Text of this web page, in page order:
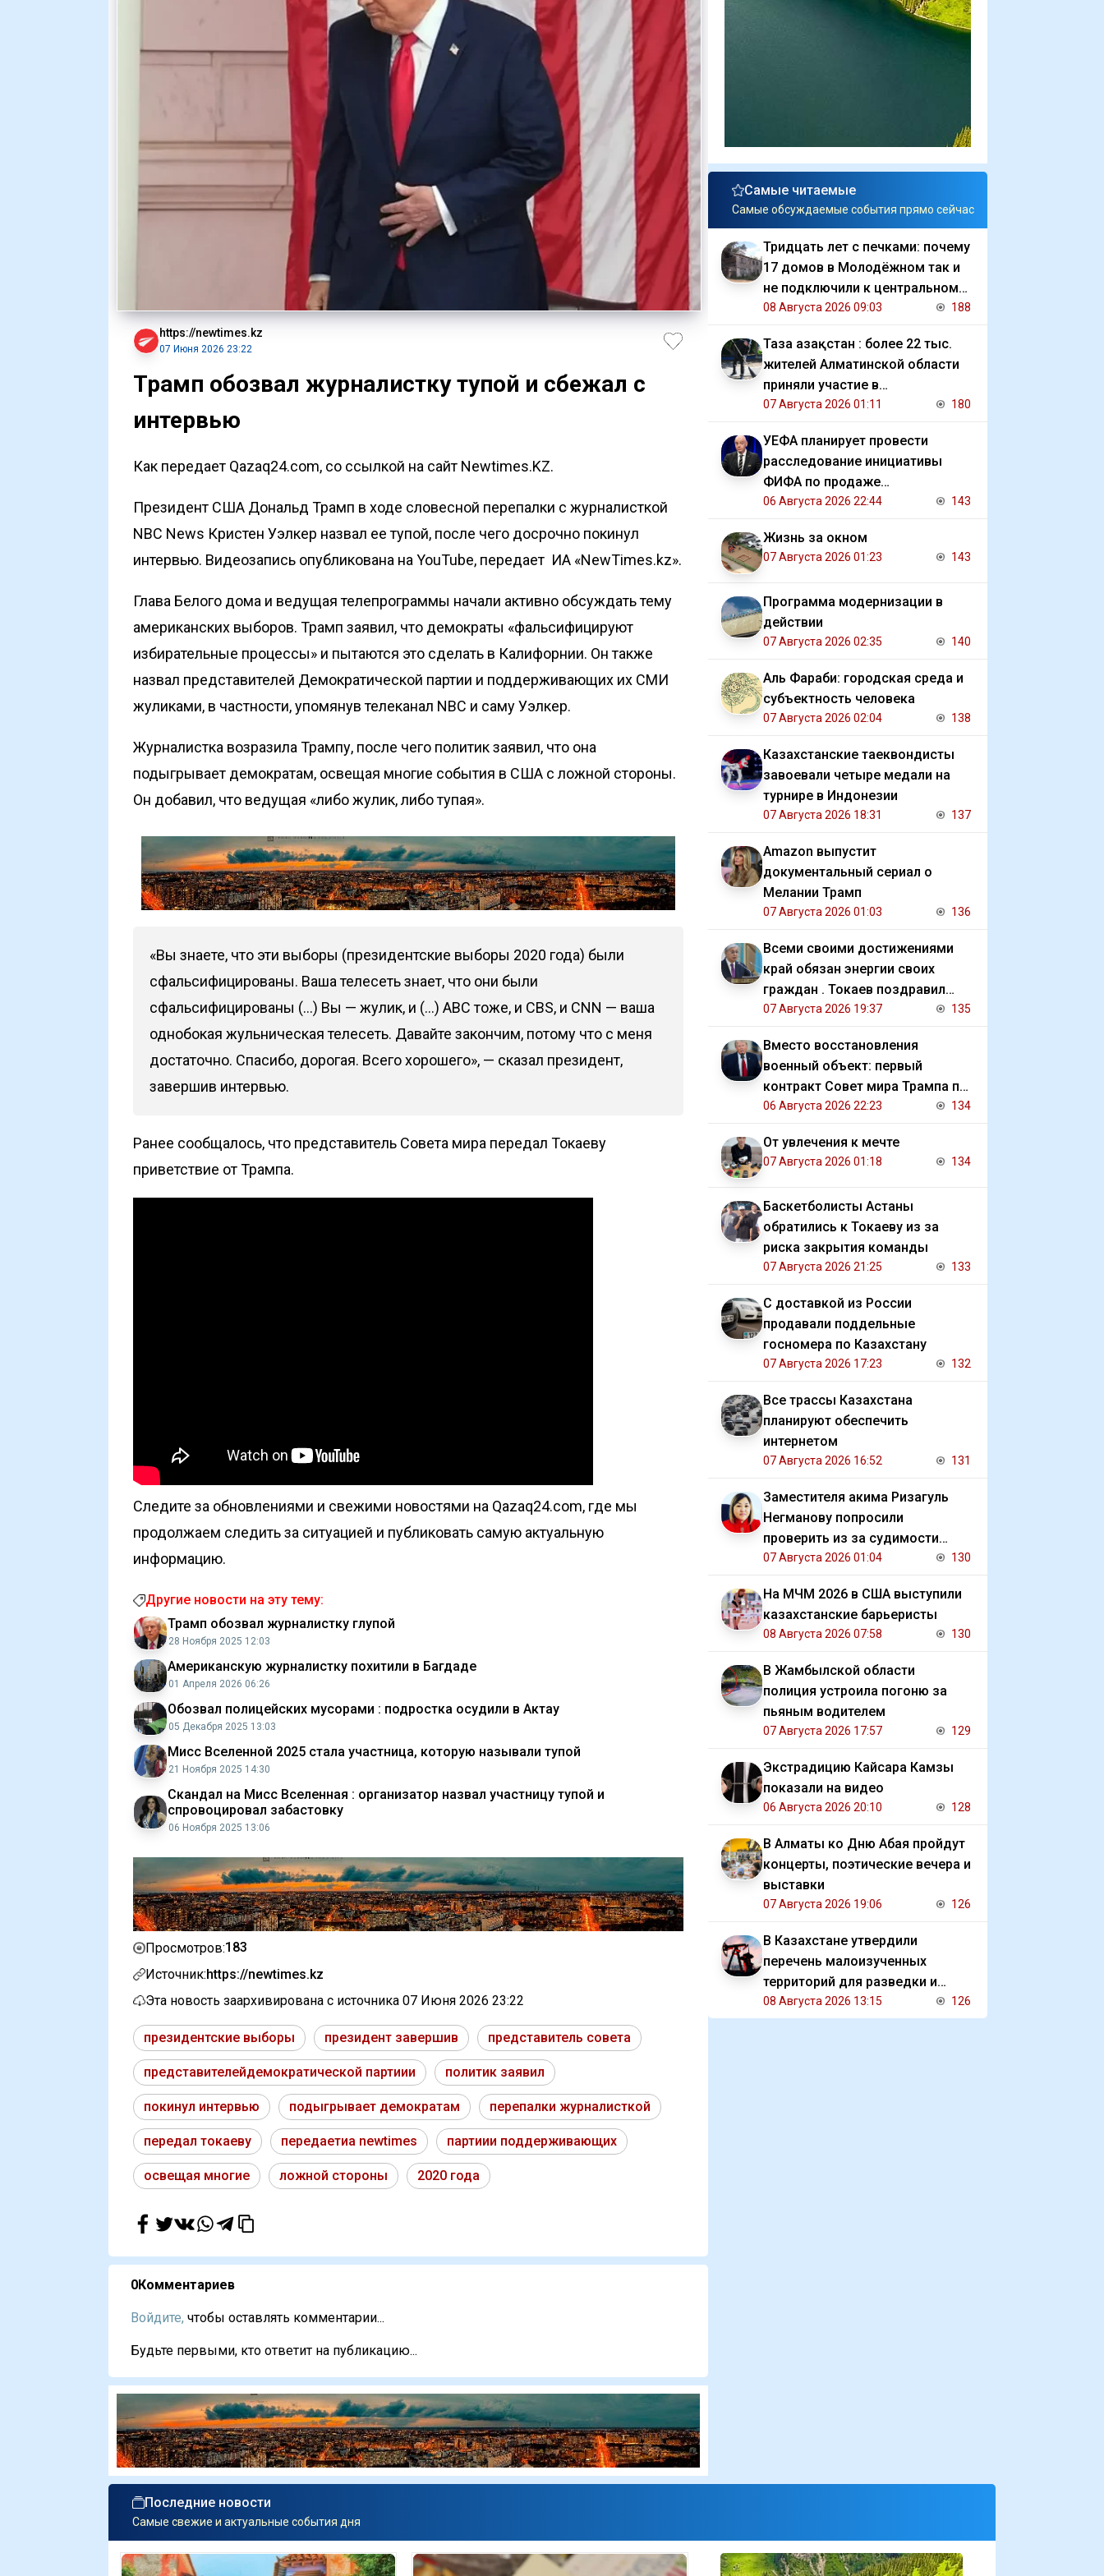
https://newtimes.kz
07 Июня 2026 23:22
Трамп обозвал журналистку тупой и сбежал с
интервью
Как передает Qazaq24.com, со ссылкой на сайт Newtimes.KZ.
Президент США Дональд Трамп в ходе словесной перепалки с журналисткой
NBC News Кристен Уэлкер назвал ее тупой, после чего досрочно покинул
интервью. Видеозапись опубликована на YouTube, передает ИА «NewTimes.kz».
Глава Белого дома и ведущая телепрограммы начали активно обсуждать тему
американских выборов. Трамп заявил, что демократы «фальсифицируют
избирательные процессы» и пытаются это сделать в Калифорнии. Он также
назвал представителей Демократической партии и поддерживающих их СМИ
жуликами, в частности, упомянув телеканал NBC и саму Уэлкер.
Журналистка возразила Трампу, после чего политик заявил, что она
подыгрывает демократам, освещая многие события в США с ложной стороны.
Он добавил, что ведущая «либо жулик, либо тупая».
«Вы знаете, что эти выборы (президентские выборы 2020 года) были
сфальсифицированы. Ваша телесеть знает, что они были
сфальсифицированы (...) Вы — жулик, и (...) ABC тоже, и CBS, и CNN — ваша
однобокая жульническая телесеть. Давайте закончим, потому что с меня
достаточно. Спасибо, дорогая. Всего хорошего», — сказал президент,
завершив интервью.
Ранее сообщалось, что представитель Совета мира передал Токаеву
приветствие от Трампа.
Следите за обновлениями и свежими новостями на Qazaq24.com, где мы
продолжаем следить за ситуацией и публиковать самую актуальную
информацию.
Другие новости на эту тему:
Трамп обозвал журналистку глупой
28 Ноября 2025 12:03
Американскую журналистку похитили в Багдаде
01 Апреля 2026 06:26
Обозвал полицейских мусорами : подростка осудили в Актау
05 Декабря 2025 13:03
Мисс Вселенной 2025 стала участница, которую называли тупой
21 Ноября 2025 14:30
Скандал на Мисс Вселенная : организатор назвал участницу тупой и
спровоцировал забастовку
06 Ноября 2025 13:06
Просмотров:183
Источник:https://newtimes.kz
Эта новость заархивирована с источника 07 Июня 2026 23:22
президентские выборы президент завершив представитель совета
представителейдемократической партиии политик заявил
покинул интервью подыгрывает демократам перепалки журналисткой
передал токаеву передаетиа newtimes партиии поддерживающих
освещая многие ложной стороны 2020 года
0Комментариев
Войдите, чтобы оставлять комментарии...
Будьте первыми, кто ответит на публикацию...
Самые читаемые
Самые обсуждаемые события прямо сейчас
Тридцать лет с печками: почему
17 домов в Молодёжном так и
не подключили к центральному
отоплению
08 Августа 2026 09:03 188
Таза Қазақстан : более 22 тыс.
жителей Алматинской области
приняли участие в
экологической акции
07 Августа 2026 01:11 180
УЕФА планирует провести
расследование инициативы
ФИФА по продаже
коммерческих прав на ЧМ
06 Августа 2026 22:44 143
Жизнь за окном
07 Августа 2026 01:23 143
Программа модернизации в
действии
07 Августа 2026 02:35 140
Аль Фараби: городская среда и
субъектность человека
07 Августа 2026 02:04 138
Казахстанские таеквондисты
завоевали четыре медали на
турнире в Индонезии
07 Августа 2026 18:31 137
Amazon выпустит
документальный сериал о
Мелании Трамп
07 Августа 2026 01:03 136
Всеми своими достижениями
край обязан энергии своих
граждан . Токаев поздравил
жителей СКО с 90 летием
07 Августа 2026 19:37 135
Вместо восстановления
военный объект: первый
контракт Совет мира Трампа по
Газе
06 Августа 2026 22:23 134
От увлечения к мечте
07 Августа 2026 01:18 134
Баскетболисты Астаны
обратились к Токаеву из за
риска закрытия команды
07 Августа 2026 21:25 133
С доставкой из России
продавали поддельные
госномера по Казахстану
07 Августа 2026 17:23 132
Все трассы Казахстана
планируют обеспечить
интернетом
07 Августа 2026 16:52 131
Заместителя акима Ризагуль
Негманову попросили
проверить из за судимости
сестры
07 Августа 2026 01:04 130
На МЧМ 2026 в США выступили
казахстанские барьеристы
08 Августа 2026 07:58 130
В Жамбылской области
полиция устроила погоню за
пьяным водителем
07 Августа 2026 17:57 129
Экстрадицию Кайсара Камзы
показали на видео
06 Августа 2026 20:10 128
В Алматы ко Дню Абая пройдут
концерты, поэтические вечера и
выставки
07 Августа 2026 19:06 126
В Казахстане утвердили
перечень малоизученных
территорий для разведки и
добычи углеводородов
08 Августа 2026 13:15 126
Последние новости
Самые свежие и актуальные события дня